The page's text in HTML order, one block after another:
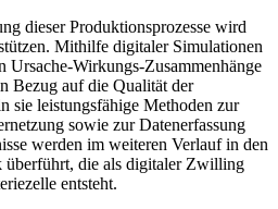
dieser Produktionsprozesse wird
Mithilfe digitaler Simulationen
Ursache-Wirkungs-Zusammenhänge
Bezug auf die Qualität der
sie leistungsfähige Methoden zur
sowie zur Datenerfassung
werden im weiteren Verlauf in den
überführt, die als digitaler Zwilling
entsteht.